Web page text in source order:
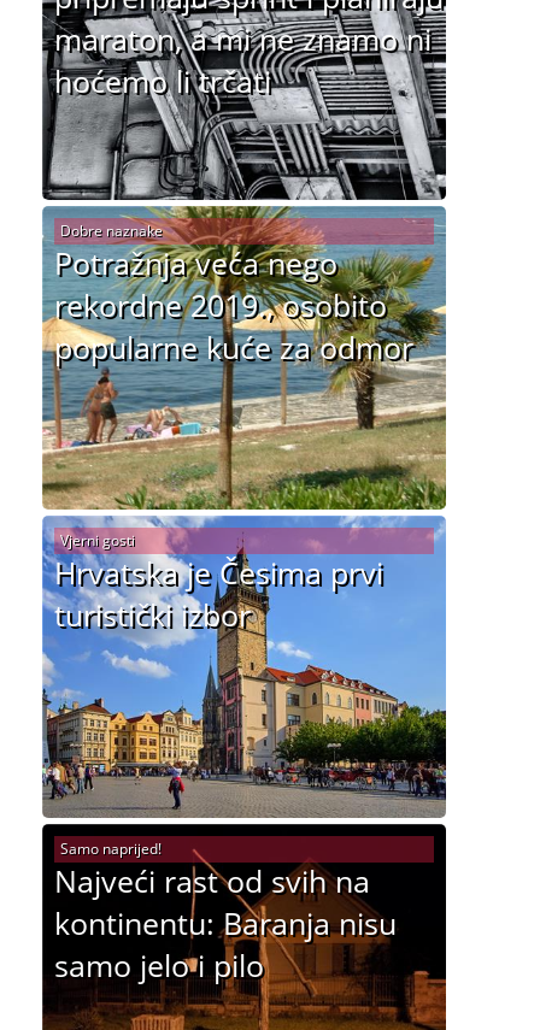
maraton, a mi ne znamo ni
hoćemo li trčati
Potražnja veća nego
rekordne 2019., osobito
popularne kuće za odmor
Dobre naznake
Hrvatska je Česima prvi
turistički izbor
Vjerni gosti
Najveći rast od svih na
kontinentu: Baranja nisu
samo jelo i pilo
Samo naprijed!